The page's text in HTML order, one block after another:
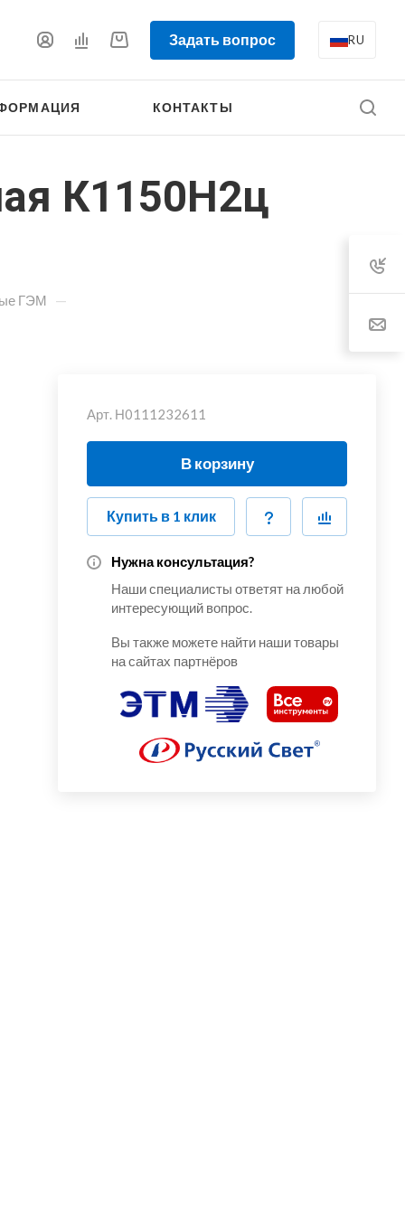
Задать вопрос RU
КОНТАКТЫ
К1150Н2ц
ГЭМ —
Арт. Н0111232611
В корзину
Купить в 1 клик
Нужна консультация?
Наши специалисты ответят на любой
интересующий вопрос.
Вы также можете найти наши товары
на сайтах партнёров